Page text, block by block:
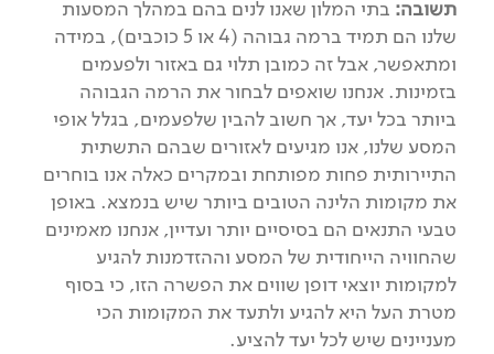
תשובה: בתי המלון שאנו לנים בהם במהלך המסעות
שלנו הם תמיד ברמה גבוהה (4 או 5 כוכבים), במידה
ומתאפשר, אבל זה כמובן תלוי גם באזור ולפעמים
בזמינות. אנחנו שואפים לבחור את הרמה הגבוהה
ביותר בכל יעד, אך חשוב להבין שלפעמים, בגלל אופי
המסע שלנו, אנו מגיעים לאזורים שבהם התשתית
התיירותית פחות מפותחת ובמקרים כאלה אנו בוחרים
את מקומות הלינה הטובים ביותר שיש בנמצא. באופן
טבעי התנאים הם בסיסיים יותר ועדיין, אנחנו מאמינים
שהחוויה הייחודית של המסע וההזדמנות להגיע
למקומות יוצאי דופן שווים את הפשרה הזו, כי בסוף
מטרת העל היא להגיע ולתעד את המקומות הכי
מעניינים שיש לכל יעד להציע.